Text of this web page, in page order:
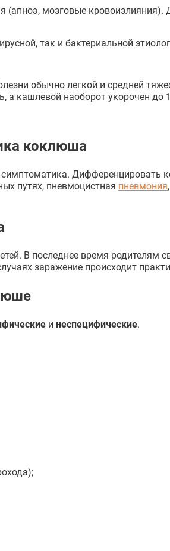
мозговые кровоизлияния).
так и бактериальной
обычно легкой и средней
а кашлевой наоборот укорочен до
коклюша
Дифференцировать
путях, пневмоцистная пневмония
В последнее время родителям
заражение происходит
и неспецифические.